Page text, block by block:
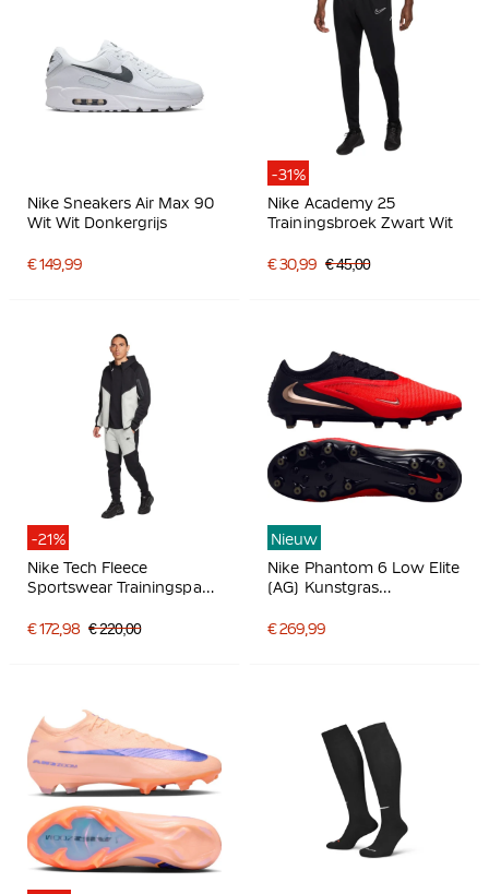
Nike Sneakers Air Max 90
Wit Wit Donkergrijs
€ 149,99
-31%
Nike Academy 25
Trainingsbroek Zwart Wit
€ 30,99 € 45,00
-21%
Nike Tech Fleece
Sportswear Trainingspak
€ 172,98 € 220,00
Nieuw
Nike Phantom 6 Low Elite
(AG) Kunstgras
Felrood Goud
€ 269,99